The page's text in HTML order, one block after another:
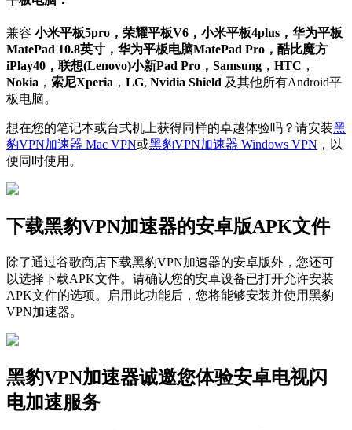
兼容 小米平板5pro，荣耀平板V6，小米平板4plus，华为平板
MatePad 10.8英寸，华为平板电脑MatePad Pro，酷比魔方
iPlay40，联想(Lenovo)小新Pad Pro，Samsung ， HTC ，
Nokia ， 索尼Xperia ， LG, Nvidia Shield 及其他所有Android平
板电脑。
想在您的笔记本或台式机上获得同样的卓越体验吗？请安装黑
豹VPN加速器 Mac VPN或黑豹VPN加速器 Windows VPN ，以
便同时使用。
下载黑豹VPN加速器的安卓版APK文件
除了通过谷歌商店下载黑豹VPN加速器的安卓版外，您还可
以选择下载APK文件。请确认您的安卓设备已打开允许安装
APK文件的选项。启用此功能后，您将能够安装并使用黑豹
VPN加速器。
黑豹VPN加速器诚邀您体验安卓电视闪
电加速服务